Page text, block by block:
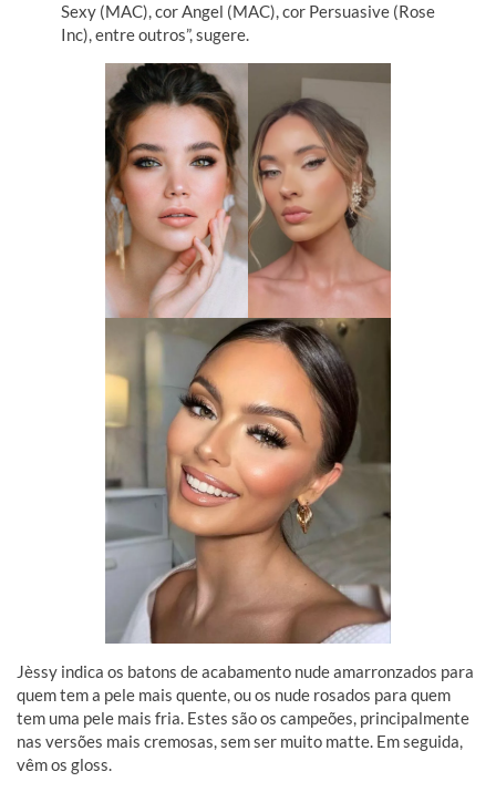
Sexy (MAC), cor Angel (MAC), cor Persuasive (Rose
Inc), entre outros”, sugere.
Jèssy indica os batons de acabamento nude amarronzados para
quem tem a pele mais quente, ou os nude rosados para quem
tem uma pele mais fria. Estes são os campeões, principalmente
nas versões mais cremosas, sem ser muito matte. Em seguida,
vêm os gloss.